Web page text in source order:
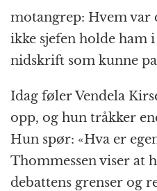
motangrep: Hvem var
ikke sjefen holde ham
nidskrift som kunne
Idag føler Vendela
opp, og hun tråkker
Hun spør: «Hva er
Thommessen viser at
debattens grenser og